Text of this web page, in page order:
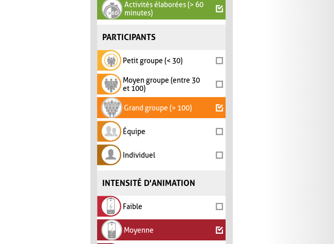
Activités élaborées (> 60
minutes)
PARTICIPANTS
Petit groupe (< 30)
Moyen groupe (entre 30
et 100)
Grand groupe (> 100)
Équipe
Individuel
INTENSITÉ D'ANIMATION
Faible
Moyenne